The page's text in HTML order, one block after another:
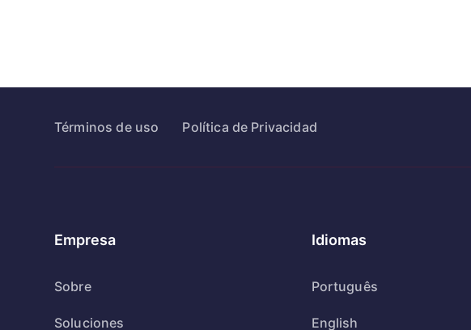
Términos de uso Política de Privacidad
Empresa
Sobre
Soluciones
Idiomas
Português
English